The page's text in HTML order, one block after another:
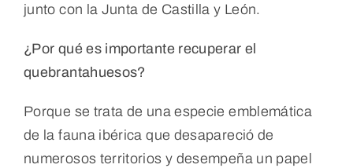
junto con la Junta de Castilla y León.
¿Por qué es importante recuperar el
quebrantahuesos?
Porque se trata de una especie emblemática
de la fauna ibérica que desapareció de
numerosos territorios y desempeña un papel